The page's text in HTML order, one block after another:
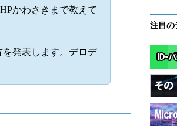
かわさきまで教えて
発表します。デロデ
注目の